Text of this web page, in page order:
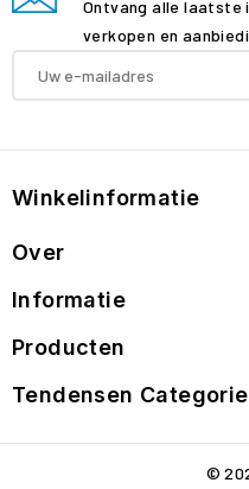
Ontvang alle laatste
verkopen en
Winkelinformatie
Over
Informatie
Producten
Tendensen
©